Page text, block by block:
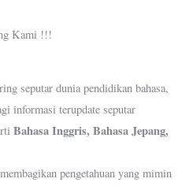
Kami !!!
seputar dunia pendidikan bahasa,
informasi terupdate seputar
Bahasa Inggris, Bahasa Jepang,
pengetahuan yang mimin